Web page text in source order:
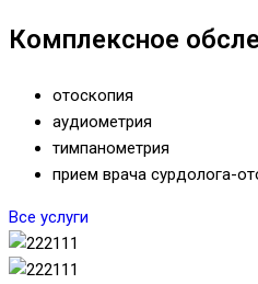
Комплексное
отоскопия
аудиометрия
тимпанометрия
прием врача сурдолога-
Все услуги